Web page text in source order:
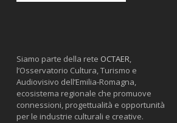
Siamo parte della rete OCTAER,
l’Osservatorio Cultura, Turismo e
Audiovisivo dell’Emilia-Romagna,
ecosistema regionale che promuove
connessioni, progettualità e opportunità
per le industrie culturali e creative.